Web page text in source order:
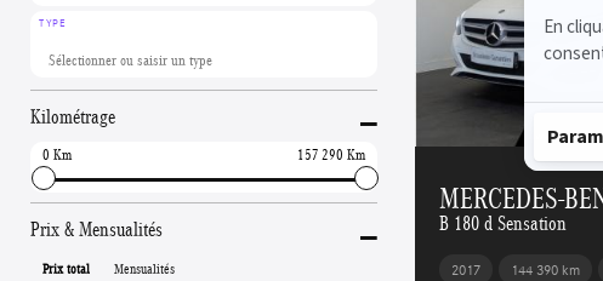
En
TYPE
Kilométrage -
0 157 290
Prix & Mensualités -
Prix total Mensualités
MERCEDES-
B 180 d Sensation
2017 144 390 km